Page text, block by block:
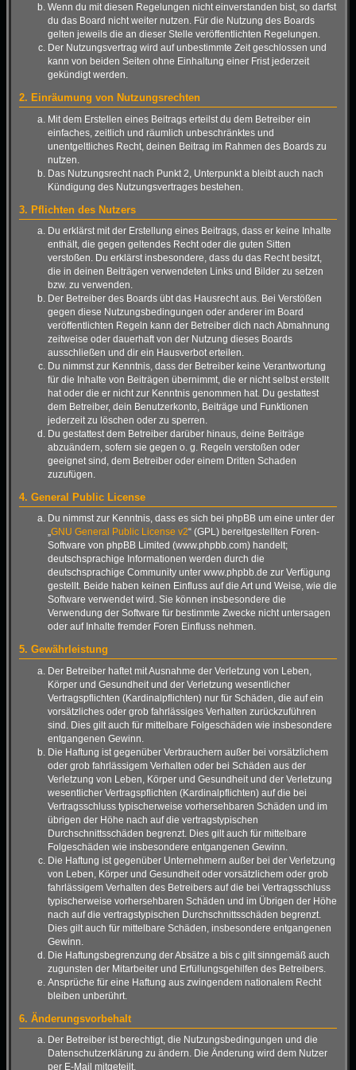
Wenn du mit diesen Regelungen nicht einverstanden bist, so darfst
du das Board nicht weiter nutzen. Für die Nutzung des Boards
gelten jeweils die an dieser Stelle veröffentlichten Regelungen.
Der Nutzungsvertrag wird auf unbestimmte Zeit geschlossen und
kann von beiden Seiten ohne Einhaltung einer Frist jederzeit
gekündigt werden.
2. Einräumung von Nutzungsrechten
Mit dem Erstellen eines Beitrags erteilst du dem Betreiber ein
einfaches, zeitlich und räumlich unbeschränktes und
unentgeltliches Recht, deinen Beitrag im Rahmen des Boards zu
nutzen.
Das Nutzungsrecht nach Punkt 2, Unterpunkt a bleibt auch nach
Kündigung des Nutzungsvertrages bestehen.
3. Pflichten des Nutzers
Du erklärst mit der Erstellung eines Beitrags, dass er keine Inhalte
enthält, die gegen geltendes Recht oder die guten Sitten
verstoßen. Du erklärst insbesondere, dass du das Recht besitzt,
die in deinen Beiträgen verwendeten Links und Bilder zu setzen
bzw. zu verwenden.
Der Betreiber des Boards übt das Hausrecht aus. Bei Verstößen
gegen diese Nutzungsbedingungen oder anderer im Board
veröffentlichten Regeln kann der Betreiber dich nach Abmahnung
zeitweise oder dauerhaft von der Nutzung dieses Boards
ausschließen und dir ein Hausverbot erteilen.
Du nimmst zur Kenntnis, dass der Betreiber keine Verantwortung
für die Inhalte von Beiträgen übernimmt, die er nicht selbst erstellt
hat oder die er nicht zur Kenntnis genommen hat. Du gestattest
dem Betreiber, dein Benutzerkonto, Beiträge und Funktionen
jederzeit zu löschen oder zu sperren.
Du gestattest dem Betreiber darüber hinaus, deine Beiträge
abzuändern, sofern sie gegen o. g. Regeln verstoßen oder
geeignet sind, dem Betreiber oder einem Dritten Schaden
zuzufügen.
4. General Public License
Du nimmst zur Kenntnis, dass es sich bei phpBB um eine unter der
„GNU General Public License v2“ (GPL) bereitgestellten Foren-
Software von phpBB Limited (www.phpbb.com) handelt;
deutschsprachige Informationen werden durch die
deutschsprachige Community unter www.phpbb.de zur Verfügung
gestellt. Beide haben keinen Einfluss auf die Art und Weise, wie die
Software verwendet wird. Sie können insbesondere die
Verwendung der Software für bestimmte Zwecke nicht untersagen
oder auf Inhalte fremder Foren Einfluss nehmen.
5. Gewährleistung
Der Betreiber haftet mit Ausnahme der Verletzung von Leben,
Körper und Gesundheit und der Verletzung wesentlicher
Vertragspflichten (Kardinalpflichten) nur für Schäden, die auf ein
vorsätzliches oder grob fahrlässiges Verhalten zurückzuführen
sind. Dies gilt auch für mittelbare Folgeschäden wie insbesondere
entgangenen Gewinn.
Die Haftung ist gegenüber Verbrauchern außer bei vorsätzlichem
oder grob fahrlässigem Verhalten oder bei Schäden aus der
Verletzung von Leben, Körper und Gesundheit und der Verletzung
wesentlicher Vertragspflichten (Kardinalpflichten) auf die bei
Vertragsschluss typischerweise vorhersehbaren Schäden und im
übrigen der Höhe nach auf die vertragstypischen
Durchschnittsschäden begrenzt. Dies gilt auch für mittelbare
Folgeschäden wie insbesondere entgangenen Gewinn.
Die Haftung ist gegenüber Unternehmern außer bei der Verletzung
von Leben, Körper und Gesundheit oder vorsätzlichem oder grob
fahrlässigem Verhalten des Betreibers auf die bei Vertragsschluss
typischerweise vorhersehbaren Schäden und im Übrigen der Höhe
nach auf die vertragstypischen Durchschnittsschäden begrenzt.
Dies gilt auch für mittelbare Schäden, insbesondere entgangenen
Gewinn.
Die Haftungsbegrenzung der Absätze a bis c gilt sinngemäß auch
zugunsten der Mitarbeiter und Erfüllungsgehilfen des Betreibers.
Ansprüche für eine Haftung aus zwingendem nationalem Recht
bleiben unberührt.
6. Änderungsvorbehalt
Der Betreiber ist berechtigt, die Nutzungsbedingungen und die
Datenschutzerklärung zu ändern. Die Änderung wird dem Nutzer
per E-Mail mitgeteilt.